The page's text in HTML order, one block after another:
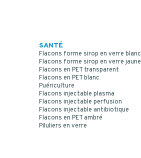
SANTÉ
Flacons forme sirop en verre blanc
Flacons forme sirop en verre jaune
Flacons en PET transparent
Flacons en PET blanc
Puériculture
Flacons injectable plasma
Flacons injectable perfusion
Flacons injectable antibiotique
Flacons en PET ambré
Piluliers en verre